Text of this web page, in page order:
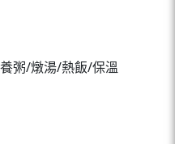
粥/燉湯/熱飯/保溫